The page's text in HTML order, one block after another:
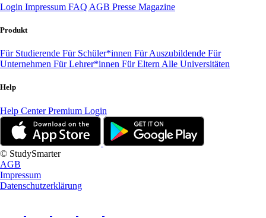
Login Impressum FAQ AGB Presse Magazine
Produkt
Für Studierende Für Schüler*innen Für Auszubildende Für
Unternehmen Für Lehrer*innen Für Eltern Alle Universitäten
Help
Help CenterPremium Login
© StudySmarter
AGB
Impressum
Datenschutzerklärung